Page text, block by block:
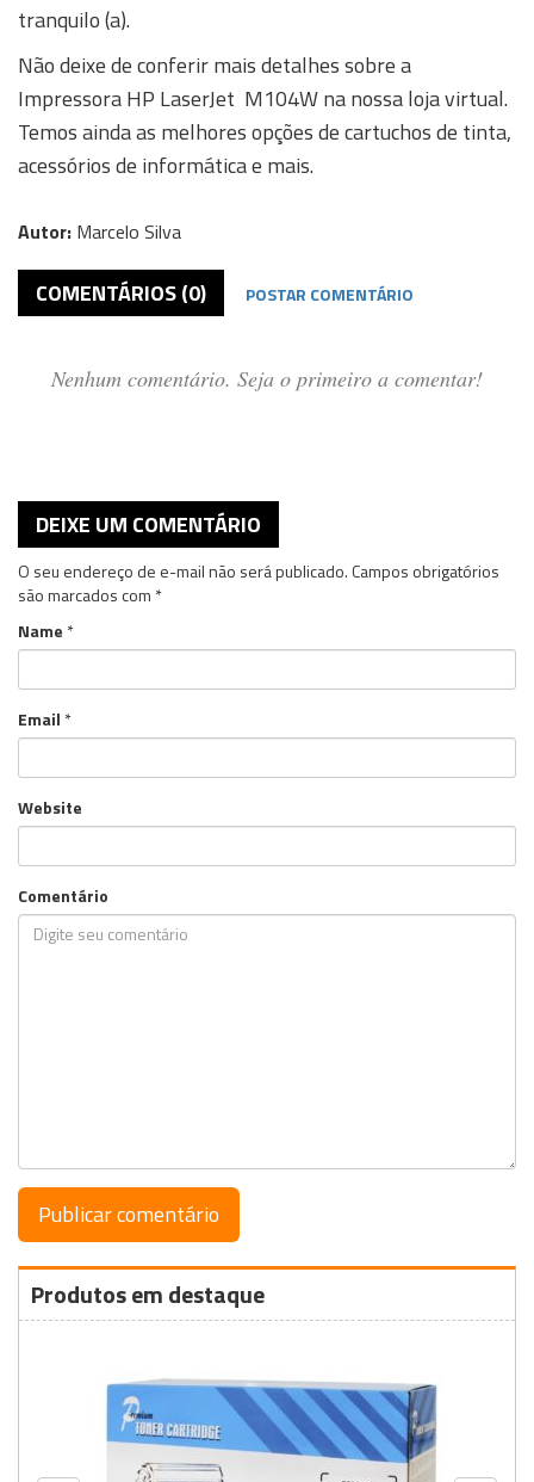
tranquilo (a).
Não deixe de conferir mais detalhes sobre a
Impressora HP LaserJet M104W na nossa loja virtual.
Temos ainda as melhores opções de cartuchos de tinta,
acessórios de informática e mais.
Autor: Marcelo Silva
COMENTÁRIOS (0) POSTAR COMENTÁRIO
Nenhum comentário. Seja o primeiro a comentar!
DEIXE UM COMENTÁRIO
O seu endereço de e-mail não será publicado. Campos obrigatórios
são marcados com *
Name *
Email *
Website
Comentário
Produtos em destaque